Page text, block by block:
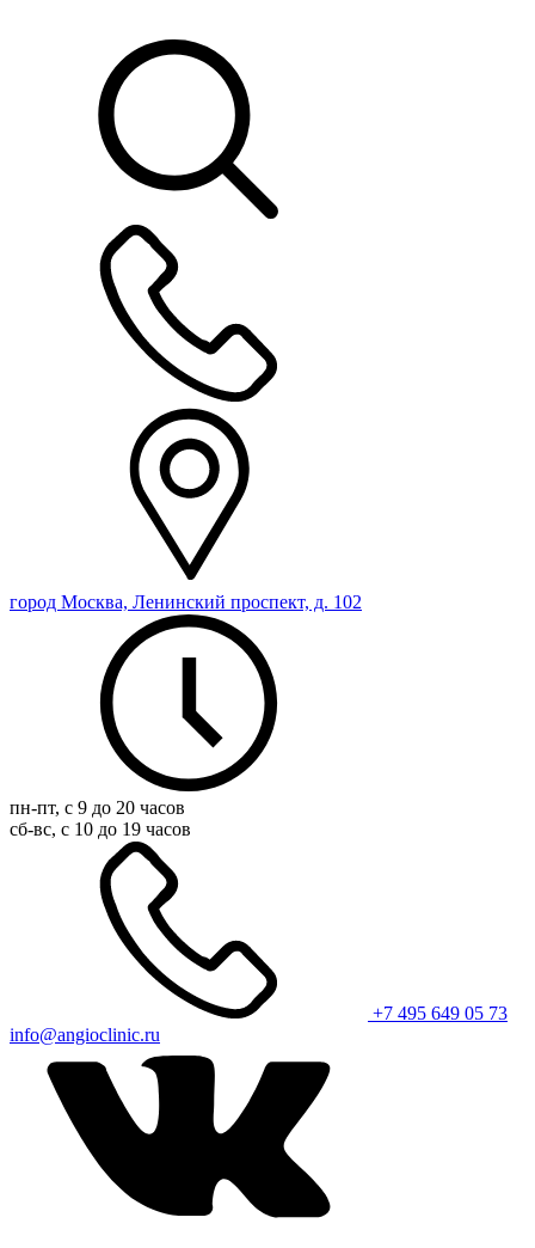
город Москва, Ленинский проспект, д. 102
пн-пт, с 9 до 20 часов
сб-вс, с 10 до 19 часов
+7 495 649 05 73
info@angioclinic.ru